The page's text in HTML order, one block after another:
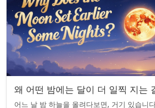
왜 어떤 밤에는 달이 더 일찍 지는
어느 날 밤 하늘을 올려다보면, 거기 있습니